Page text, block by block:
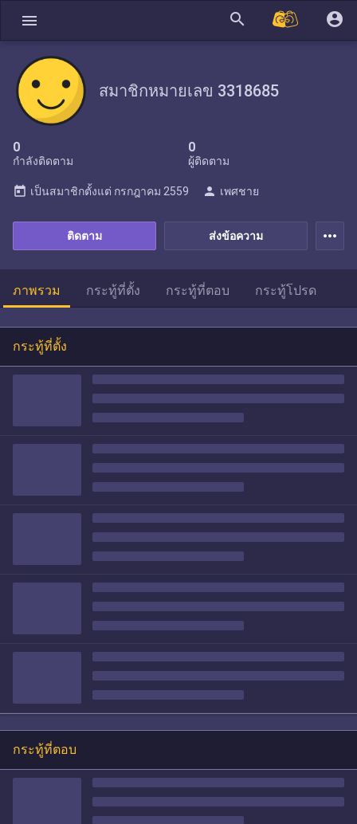
menu search account_circle
สมาชิกหมายเลข 3318685
0
กำลังติดตาม
0
ผู้ติดตาม
ส่งข้อความ
ติดตาม
today เป็นสมาชิกตั้งแต่ กรกฎาคม 2559 person เพศชาย
more_horiz
ภาพรวม กระทู้ที่ตั้ง กระทู้ที่ตอบ กระทู้โปรด
กระทู้ที่ตั้ง
กระทู้ที่ตอบ